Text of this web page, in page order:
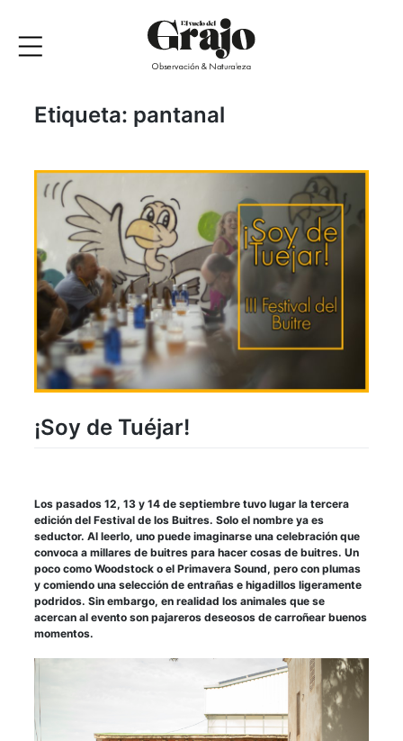
Etiqueta: pantanal
¡Soy de Tuéjar!
Los pasados 12, 13 y 14 de septiembre tuvo lugar la tercera
edición del Festival de los Buitres. Solo el nombre ya es
seductor. Al leerlo, uno puede imaginarse una celebración que
convoca a millares de buitres para hacer cosas de buitres. Un
poco como Woodstock o el Primavera Sound, pero con plumas
y comiendo una selección de entrañas e higadillos ligeramente
podridos. Sin embargo, en realidad los animales que se
acercan al evento son pajareros deseosos de carroñear buenos
momentos.